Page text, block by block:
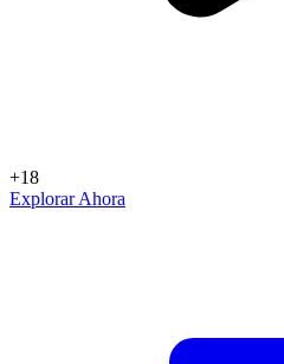
+18
Explorar Ahora